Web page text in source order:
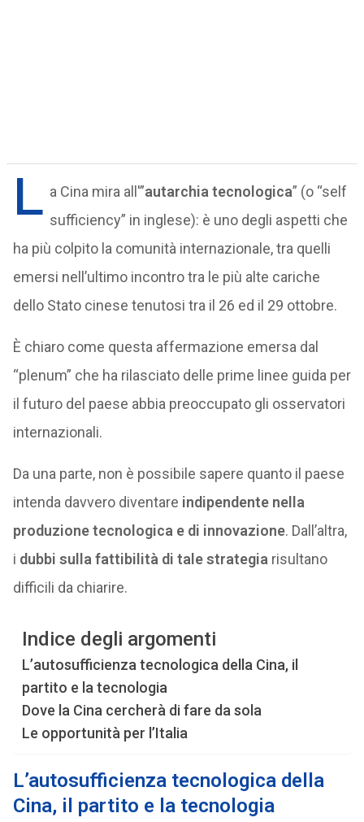
L a Cina mira all'”autarchia tecnologica” (o “self
sufficiency” in inglese): è uno degli aspetti che
ha più colpito la comunità internazionale, tra quelli
emersi nell’ultimo incontro tra le più alte cariche
dello Stato cinese tenutosi tra il 26 ed il 29 ottobre.
È chiaro come questa affermazione emersa dal
“plenum” che ha rilasciato delle prime linee guida per
il futuro del paese abbia preoccupato gli osservatori
internazionali.
Da una parte, non è possibile sapere quanto il paese
intenda davvero diventare indipendente nella
produzione tecnologica e di innovazione. Dall’altra,
i dubbi sulla fattibilità di tale strategia risultano
difficili da chiarire.
Indice degli argomenti
L’autosufficienza tecnologica della Cina, il
partito e la tecnologia
Dove la Cina cercherà di fare da sola
Le opportunità per l’Italia
L’autosufficienza tecnologica della
Cina, il partito e la tecnologia